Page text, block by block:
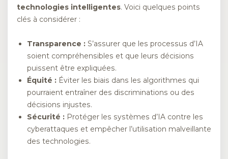
technologies intelligentes. Voici quelques points
clés à considérer :
Transparence : S’assurer que les processus d’IA
soient compréhensibles et que leurs décisions
puissent être expliquées.
Équité : Éviter les biais dans les algorithmes qui
pourraient entraîner des discriminations ou des
décisions injustes.
Sécurité : Protéger les systèmes d’IA contre les
cyberattaques et empêcher l’utilisation malveillante
des technologies.